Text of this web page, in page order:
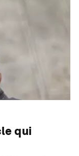
qui